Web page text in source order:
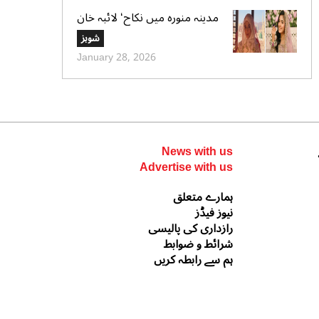
مدینہ منورہ میں نکاح‘ لائبہ خان
کی دعائے خیر کی تصاویر بھی
وائرل
شوبز
January 28, 2026
News with us
Advertise with us
ہمارے متعلق
نیوز فیڈز
رازداری کی پالیسی
شرائط و ضوابط
ہم سے رابطہ کریں